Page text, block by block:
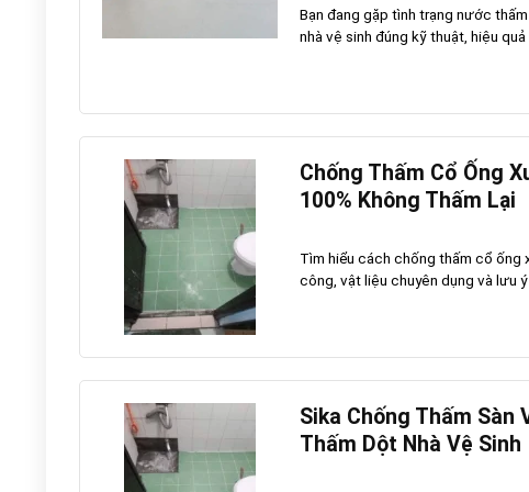
Bạn đang gặp tình trạng nước
nhà vệ sinh đúng kỹ thuật, hiệu quả
Chống Thấm Cổ Ống
100% Không Thấm Lại
Tìm hiểu cách chống thấm cổ ống
công, vật liệu chuyên dụng và lưu ý
Sika Chống Thấm Sàn
Thấm Dột Nhà Vệ Sinh